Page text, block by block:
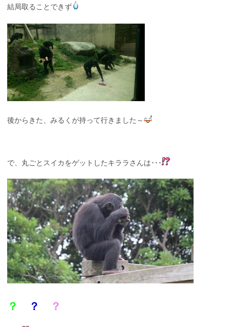
結局取ることできず
後からきた、みるくが持って行きました～
で、丸ごとスイカをゲットしたキララさんは･･･
？ ？ ？